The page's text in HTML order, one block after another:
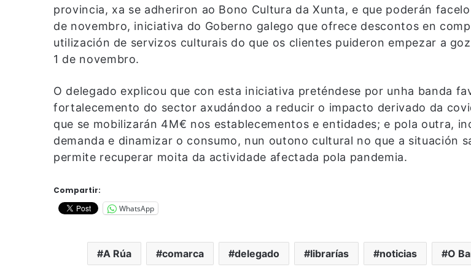
provincia, xa se adheriron ao Bono Cultura da Xunta, e que poderán
de novembro, iniciativa do Goberno galego que ofrece descontos en
utilización de servizos culturais do que os clientes puideron empezar a
1 de novembro.
O delegado explicou que con esta iniciativa preténdese por unha banda
fortalecemento do sector axudándoo a reducir o impacto derivado da
que se mobilizarán 4M€ nos establecementos e entidades; e pola outra,
demanda e dinamizar o consumo, nun outono cultural no que a situación
permite recuperar moita da actividade afectada pola pandemia.
Compartir:
WhatsApp
A Rúa comarca delegado librarías noticias O